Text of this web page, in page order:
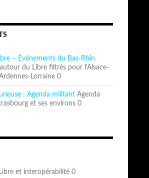
– Événements du Bas-Rhin
du Libre filtrés pour l’Alsace-
Lorraine 0
: Agenda militant Agenda
et ses environs 0
et interopérabilité 0